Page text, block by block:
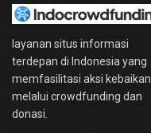
layanan situs informasi
terdepan di Indonesia yang
memfasilitasi aksi kebaikan
melalui crowdfunding dan
donasi.